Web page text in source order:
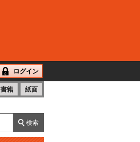
ログイン
書籍 紙面